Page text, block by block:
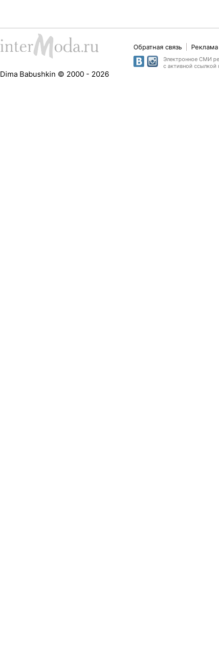
Dima Babushkin © 2000 - 2026
Обратная связь
Электронное СМИ
с активной ссылкой